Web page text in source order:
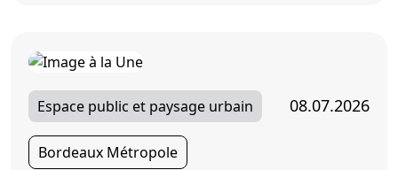
Espace public et paysage urbain 08.07.2026
Bordeaux Métropole